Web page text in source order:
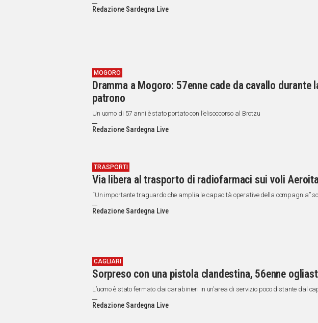
Redazione Sardegna Live
MOGORO
Dramma a Mogoro: 57enne cade da cavallo durante
patrono
Un uomo di 57 anni è stato portato con l’elisoccorso al Brotzu
Redazione Sardegna Live
TRASPORTI
Via libera al trasporto di radiofarmaci sui voli
“Un importante traguardo che amplia le capacità operative della compagnia”
Redazione Sardegna Live
CAGLIARI
Sorpreso con una pistola clandestina, 56enne
L’uomo è stato fermato dai carabinieri in un’area di servizio poco distante dal
Redazione Sardegna Live